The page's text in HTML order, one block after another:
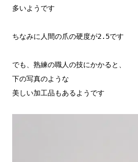
多いようです
ちなみに人間の爪の硬度が2.5です
でも、熟練の職人の技にかかると、
下の写真のような
美しい加工品もあるようです